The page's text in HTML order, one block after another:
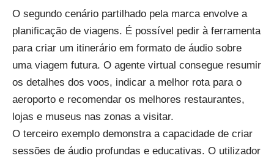
O segundo cenário partilhado pela marca envolve a
planificação de viagens. É possível pedir à ferramenta
para criar um itinerário em formato de áudio sobre
uma viagem futura. O agente virtual consegue resumir
os detalhes dos voos, indicar a melhor rota para o
aeroporto e recomendar os melhores restaurantes,
lojas e museus nas zonas a visitar.
O terceiro exemplo demonstra a capacidade de criar
sessões de áudio profundas e educativas. O utilizador